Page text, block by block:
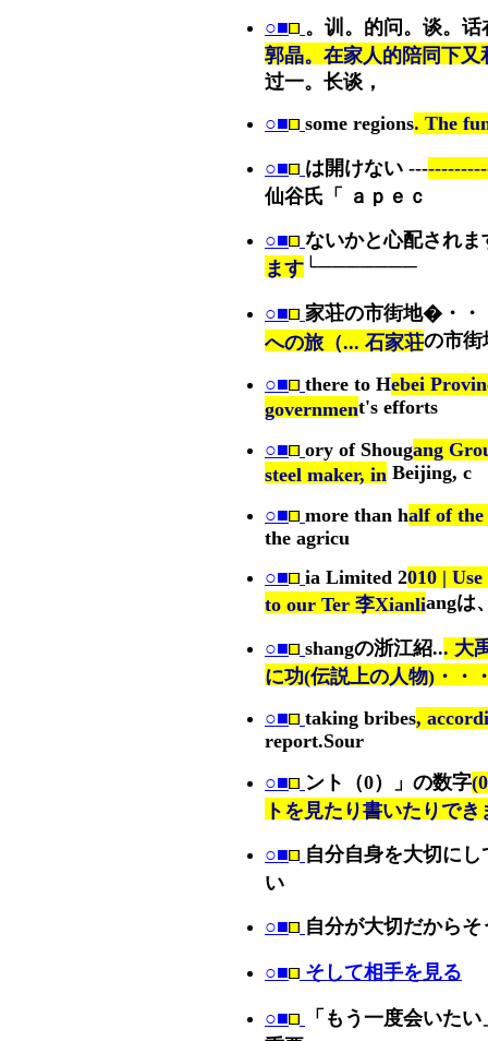
○■ 。训。的问。谈。
郭晶。在家人的陪同下又
过一。长谈，
○■ some regions. The
○■ は開けない ---
仙谷氏「 ａｐｅｃ
○■ ないかと心配され
ます └───────
○■ 家荘の市街地�・・
への旅（... 石家荘の市
○■
there to Hebei
government's efforts
○■
ory of Shougang
steel maker, in Beijing, c
○■
more than half of
the agricu
○■ ia Limited 2010 |
to our Ter 李Xianliangは
○■ shangの浙江紹... 大
に功(伝説上の人物)・・
○■ taking bribes,
report.Sour
○■ ント（0）」の数字
トを見たり書いたりでき
○■ 自分自身を大切に
い
○■ 自分が大切だからそ
○■ そして相手を見る
○■ 「もう一度会いた